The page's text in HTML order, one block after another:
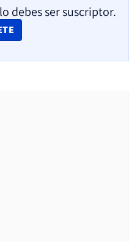
debes ser suscriptor.
WINDOW